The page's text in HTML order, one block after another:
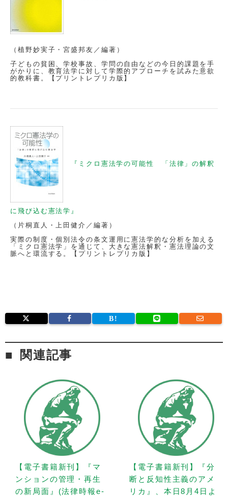
（植野妙実子・宮盛邦友／編著）
子どもの貧困、学校事故、学問の自由などの今日的課題を手
がかりに、教育法学に対して学際的アプローチを試みた意欲
的教科書。【プリントレプリカ版】
『ミクロ憲法学の可能性 「法律」の解釈
に飛び込む憲法学』
（片桐直人・上田健介／編著）
実際の制度・個別法令の条文運用に憲法学的な分析を加える
「ミクロ憲法学」を通じて、大きな憲法解釈・憲法理論の文
脈へと環流する。【プリントレプリカ版】
関連記事
【電子書籍新刊】『マ
ンションの管理・再生
の新局面』(法律時報e-
【電子書籍新刊】『分
断と反知性主義のアメ
リカ』、本日8月4日よ